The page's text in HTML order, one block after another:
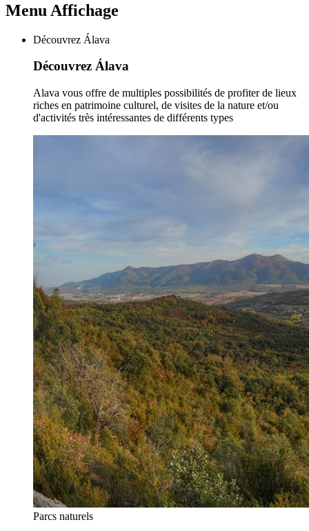
Menu Affichage
Découvrez Álava
Découvrez Álava
Alava vous offre de multiples possibilités de profiter de lieux
riches en patrimoine culturel, de visites de la nature et/ou
d'activités très intéressantes de différents types
Parcs naturels